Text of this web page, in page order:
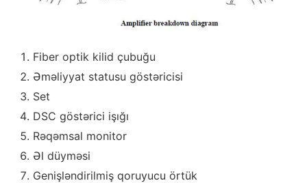
Fiber optik kilid çubuğu
Əməliyyat statusu göstəricisi
Set
DSC göstərici işığı
Rəqəmsal monitor
Əl düyməsi
Genişləndirilmiş qoruyucu örtük